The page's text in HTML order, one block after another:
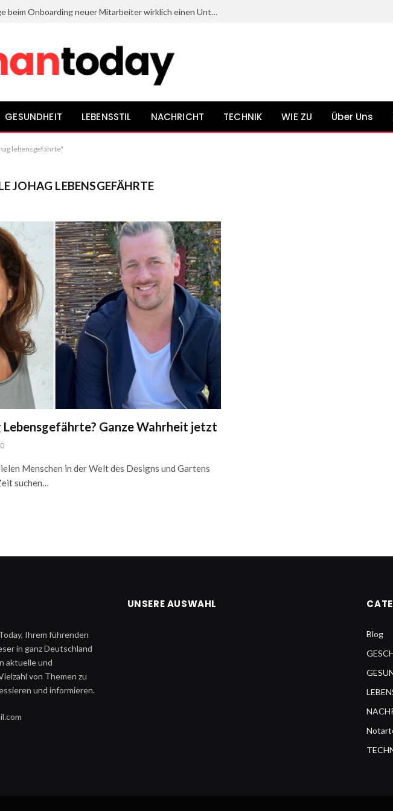
Welche Dinge beim Onboarding neuer Mitarbeiter wirklich einen Unterschied bewirken
GESUNDHEIT LEBENSSTIL NACHRICHT TECHNIK WIE ZU Über Uns
lebensgefährte"
JOHAG LEBENSGEFÄHRTE
Ganze Wahrheit jetzt
0
Menschen in der Welt des Designs und Gartens
suchen…
Ihrem führenden
in ganz Deutschland
aktuelle und
von Themen zu
und informieren.
UNSERE AUSWAHL
Blog